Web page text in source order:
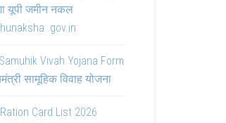
यूपी जमीन नकल
.gov.in
Vivah Yojana Form
सामूहिक विवाह योजना
Card List 2026